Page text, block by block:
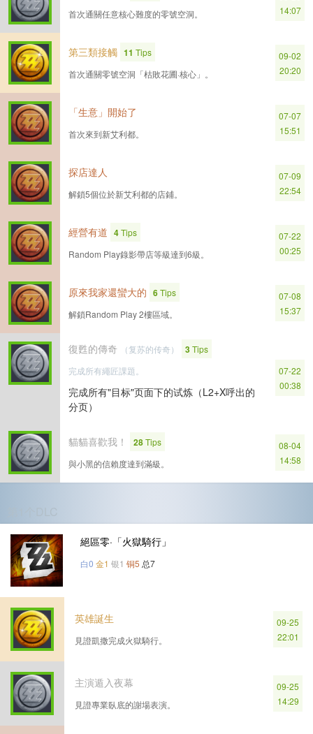
首次通關任意核心難度的零號空洞。
14:07
第三類接觸 11 Tips
首次通關零號空洞「枯敗花圃·核心」。
09-02
20:20
「生意」開始了
首次來到新艾利都。
07-07
15:51
探店達人
解鎖5個位於新艾利都的店鋪。
07-09
22:54
經營有道 4Tips
Random Play錄影帶店等級達到6級。
07-22
00:25
原來我家還蠻大的 6Tips
解鎖Random Play 2樓區域。
07-08
15:37
復甦的傳奇 （复苏的传奇） 3Tips
完成所有繩匠課題。
完成所有"目标"页面下的试炼（L2+X呼出的
分页）
07-22
00:38
貓貓喜歡我！ 28Tips
與小黑的信賴度達到滿級。
08-04
14:58
絕區零·「火獄騎行」
白0 金1 银1 铜5 总7
英雄誕生
見證凱撒完成火獄騎行。
09-25
22:01
主演遁入夜幕
見證專業臥底的謝場表演。
09-25
14:29